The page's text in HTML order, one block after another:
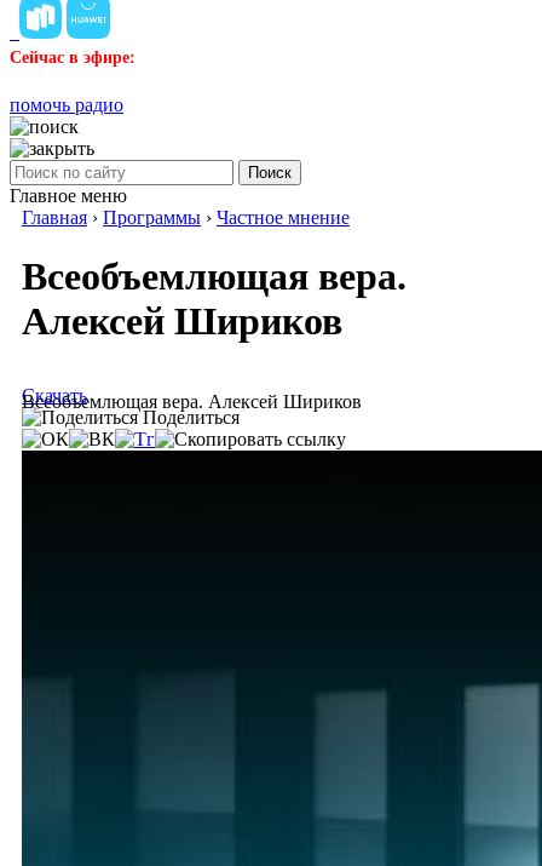
Сейчас в эфире:
помочь радио
Поиск
Главное меню
Главная › Программы › Частное мнение
Всеобъемлющая вера.
Алексей Шириков
Всеобъемлющая вера. Алексей Шириков
Скачать
Поделиться